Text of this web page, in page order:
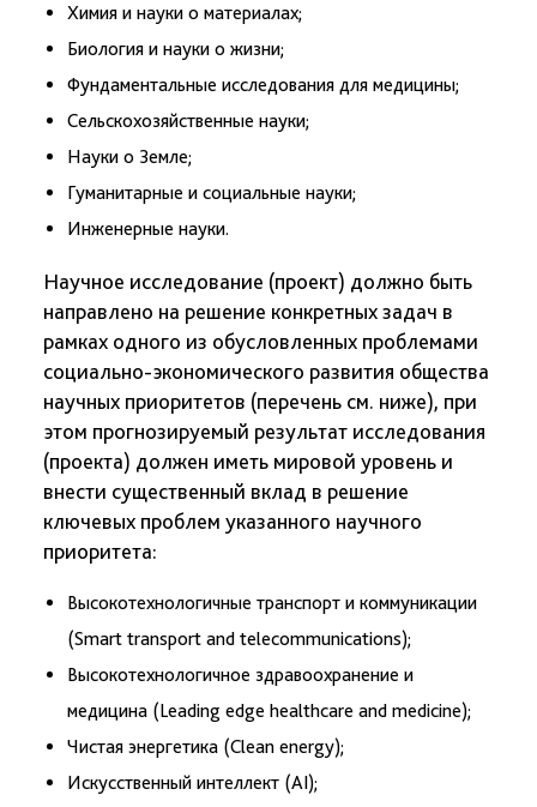
Химия и науки о материалах;
Биология и науки о жизни;
Фундаментальные исследования для медицины;
Сельскохозяйственные науки;
Науки о Земле;
Гуманитарные и социальные науки;
Инженерные науки.
Научное исследование (проект) должно быть
направлено на решение конкретных задач в
рамках одного из обусловленных проблемами
социально-экономического развития общества
научных приоритетов (перечень см. ниже), при
этом прогнозируемый результат исследования
(проекта) должен иметь мировой уровень и
внести существенный вклад в решение
ключевых проблем указанного научного
приоритета:
Высокотехнологичные транспорт и коммуникации
(Smart transport and telecommunications);
Высокотехнологичное здравоохранение и
медицина (Leading edge healthcare and medicine);
Чистая энергетика (Clean energy);
Искусственный интеллект (AI);